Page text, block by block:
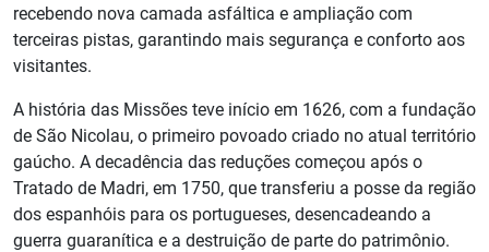
recebendo nova camada asfáltica e ampliação com
terceiras pistas, garantindo mais segurança e conforto aos
visitantes.
A história das Missões teve início em 1626, com a fundação
de São Nicolau, o primeiro povoado criado no atual território
gaúcho. A decadência das reduções começou após o
Tratado de Madri, em 1750, que transferiu a posse da região
dos espanhóis para os portugueses, desencadeando a
guerra guaranítica e a destruição de parte do patrimônio.